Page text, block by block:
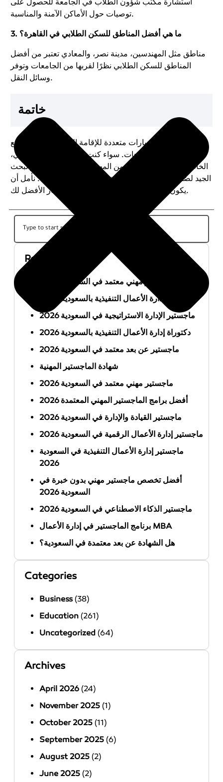
توصيات حول الأماكن الآمنة والمناسبة.
3. ما هي أفضل المناطق للسكن الطلابي في القاهرة؟
مناطق مثل المهندسين، مدينة نصر، والمعادي تعتبر من أفضل
المناطق للسكن الطلابي نظرًا لقربها من الجامعات وتوفر
وسائل النقل.
خاتمة
توفر مصر خيارات متعددة للإقامة الطلابية تناسب جميع
الميزانيات والاحتياجات. سواء كنت تفضل السكن الجامعي،
الخاص، أو بيوت الشباب، فمن المهم التخطيط المسبق والبحث
الجيد لضمان تجربة سكن مريحة خلال سنوات الدراسة. نأمل أن
يكون هذا الدليل قد ساعدك في اختيار الخيار الأفضل لك.
Recent Posts
أفضل ماجستير مهني معتمد في السعودية 2026
ماجستير إدارة الأعمال التنفيذية بالسعودية 2026
ماجستير الإدارة الاستراتيجية في السعودية 2026
دكتوراة إدارة الأعمال التنفيذية بالسعودية 2026
ماجستير عن بعد معتمد في السعودية 2026
شهادة الماجستير المهنية
ماجستير مهني معتمد في السعودية 2026
أفضل برامج الماجستير المهني المعتمدة 2026
ماجستير القيادة والإدارة في السعودية 2026
ماجستير إدارة الأعمال الرقمية في السعودية 2026
ماجستير إدارة الأعمال التنفيذية في السعودية
2026
أفضل تخصص ماجستير مهني بدون خبرة في
السعودية 2026
ماجستير الذكاء الاصطناعي في السعودية 2026
برنامج الماجستير في إدارة الأعمال MBA
هل الشهادة عن بعد معتمدة في السعودية؟
Categories
Business (38)
Education (261)
Uncategorized (64)
Archives
April 2026 (24)
November 2025 (1)
October 2025 (11)
September 2025 (6)
August 2025 (2)
June 2025 (2)